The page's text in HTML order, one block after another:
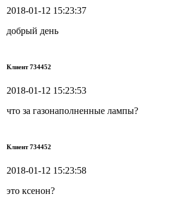
2018-01-12 15:23:37
добрый день
Клиент 734452
2018-01-12 15:23:53
что за газонаполненные лампы?
Клиент 734452
2018-01-12 15:23:58
это ксенон?